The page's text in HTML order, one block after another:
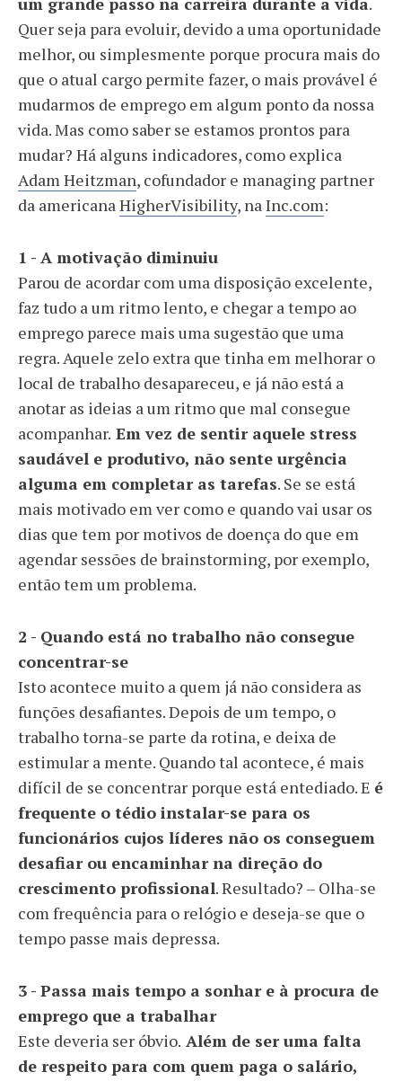
Quer seja para evoluir, devido a uma oportunidade
melhor, ou simplesmente porque procura mais do
que o atual cargo permite fazer, o mais provável é
mudarmos de emprego em algum ponto da nossa
vida. Mas como saber se estamos prontos para
mudar? Há alguns indicadores, como explica
Adam Heitzman, cofundador e managing partner
da americanaHigherVisibility, naInc.com:
1 - A motivação diminuiu
Parou de acordar com uma disposição excelente,
faz tudo a um ritmo lento, e chegar a tempo ao
emprego parece mais uma sugestão que uma
regra. Aquele zelo extra que tinha em melhorar o
local de trabalho desapareceu, e já não está a
anotar as ideias a um ritmo que mal consegue
acompanhar. Em vez de sentir aquele stress
saudável e produtivo, não sente urgência
alguma em completar as tarefas. Se se está
mais motivado em ver como e quando vai usar os
dias que tem por motivos de doença do que em
agendar sessões de brainstorming, por exemplo,
então tem um problema.
2 - Quando está no trabalho não consegue
concentrar-se
Isto acontece muito a quem já não considera as
funções desafiantes. Depois de um tempo, o
trabalho torna-se parte da rotina, e deixa de
estimular a mente. Quando tal acontece, é mais
difícil de se concentrar porque está entediado. E é
frequente o tédio instalar-se para os
funcionários cujos líderes não os conseguem
desafiar ou encaminhar na direção do
crescimento profissional. Resultado? – Olha-se
com frequência para o relógio e deseja-se que o
tempo passe mais depressa.
3 - Passa mais tempo a sonhar e à procura de
emprego que a trabalhar
Este deveria ser óbvio. Além de ser uma falta
de respeito para com quem paga o salário,